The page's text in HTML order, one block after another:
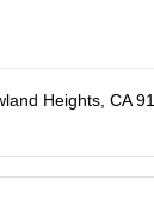
Heights, CA